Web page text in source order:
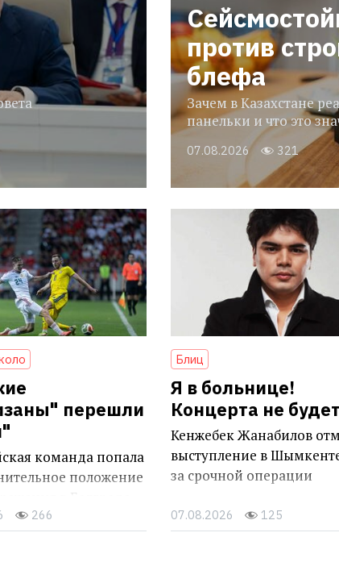
против
блефа
Зачем в Казахстане
панельки и что это
07.08.2026 321
перешли
команда попала
положение
в Белграде
266
Блиц
Я в больнице!
Концерта не
Кенжебек Жанабилов
выступление в
за срочной операции
07.08.2026 125